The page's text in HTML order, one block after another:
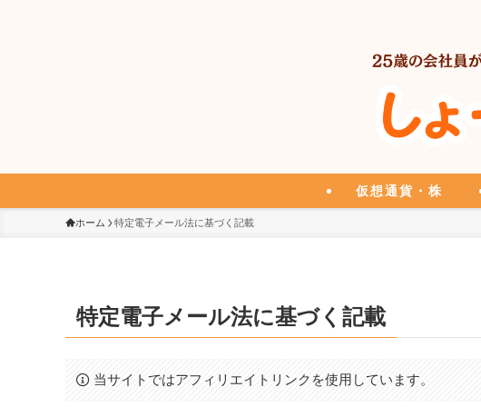
仮想通貨・株
ホーム 特定電子メール法に基づく記載
特定電子メール法に基づく記載
当サイトではアフィリエイトリンクを使用しています。